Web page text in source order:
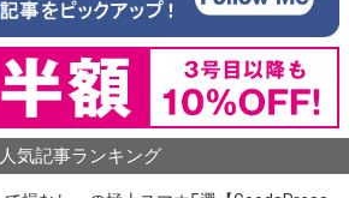
人気記事ランキング